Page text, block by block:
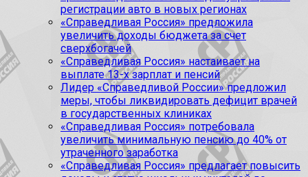
регистрации авто в новых регионах
«Справедливая Россия» предложила
увеличить доходы бюджета за счет
сверхбогачей
«Справедливая Россия» настаивает на
выплате 13-х зарплат и пенсий
Лидер «Справедливой России» предложил
меры, чтобы ликвидировать дефицит врачей
в государственных клиниках
«Справедливая Россия» потребовала
увеличить минимальную пенсию до 40% от
утраченного заработка
«Справедливая Россия» предлагает повысить